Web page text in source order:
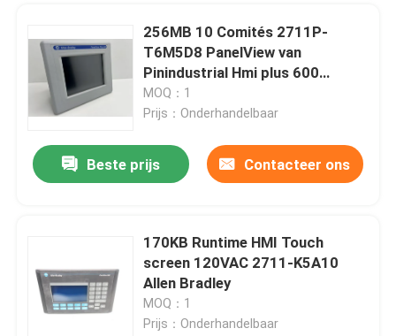
256MB 10 Comités 2711P-
T6M5D8 PanelView van
Pinindustrial Hmi plus 600
256MB
MOQ：1
Prijs：Onderhandelbaar
Beste prijs Contacteer ons
170KB Runtime HMI Touch
screen 120VAC 2711-K5A10
Allen Bradley
MOQ：1
Prijs：Onderhandelbaar